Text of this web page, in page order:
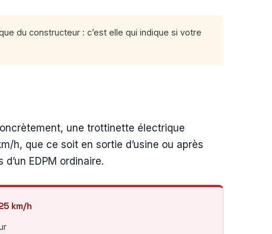
du constructeur : c’est elle qui indique si votre
une trottinette électrique
h, que ce soit en sortie d’usine ou après
EDPM ordinaire.
km/h